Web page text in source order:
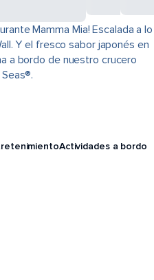
Mamma Mia! Escalada a lo
Y el fresco sabor japonés en
a bordo de nuestro crucero
Actividades a bordo